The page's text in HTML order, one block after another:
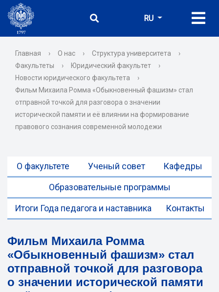
RU
Главная › О нас › Структура университета
›
Факультеты
› Юридический факультет
›
Новости юридического факультета
›
Фильм Михаила Ромма «Обыкновенный фашизм» стал
отправной точкой для разговора о значении
исторической памяти и её влиянии на формирование
правового сознания современной молодежи
О факультете Ученый совет Кафедры
Образовательные программы
Итоги Года педагога и наставника Контакты
Фильм Михаила Ромма
«Обыкновенный фашизм» стал
отправной точкой для разговора
о значении исторической памяти